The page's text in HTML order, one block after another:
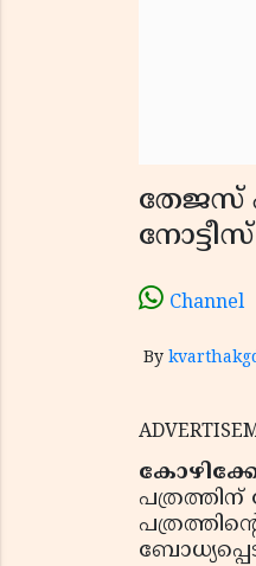
തേജസ്
Channel
By